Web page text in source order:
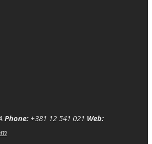
Phone:+381 12 541 021 Web: